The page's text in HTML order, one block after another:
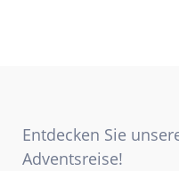
Entdecken Sie
Adventsreise!